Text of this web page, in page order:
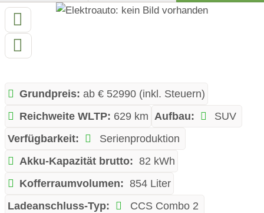
Grundpreis: ab € 52990 (inkl. Steuern)
Reichweite WLTP: 629 km Aufbau:
SUV
Verfügbarkeit:
Serienproduktion
Akku-Kapazität brutto: 82 kWh
Kofferraumvolumen: 854 Liter
Ladeanschluss-Typ:
CCS Combo 2